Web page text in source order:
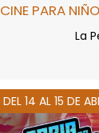
CINE PARA
La
DEL 14 AL 15 DE